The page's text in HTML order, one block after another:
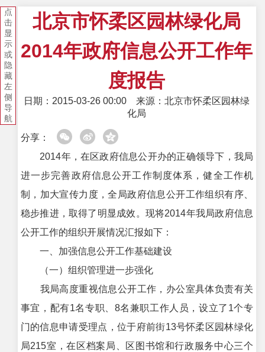
点
击
显
示
或
隐
藏
左
侧
导
航
北京市怀柔区园林绿化局
2014年政府信息公开工作年
度报告
日期：2015-03-26 00:00
来源：北京市怀柔区园林绿
化局
分享：
2014年，在区政府信息公开办的正确领导下，我局
进一步完善政府信息公开工作制度体系，健全工作机
制，加大宣传力度，全局政府信息公开工作组织有序、
稳步推进，取得了明显成效。现将2014年我局政府信息
公开工作的组织开展情况汇报如下：
一、加强信息公开工作基础建设
（一）组织管理进一步强化
我局高度重视信息公开工作，办公室具体负责有关
事宜，配有1名专职、8名兼职工作人员，设立了1个专
门的信息申请受理点，位于府前街13号怀柔区园林绿化
局215室，在区档案局、区图书馆和行政服务中心三个